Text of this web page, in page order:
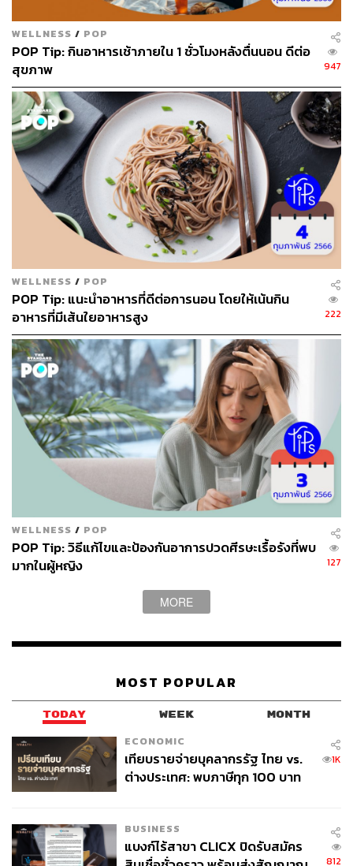
WELLNESS / POP
POP Tip: กินอาหารเช้าภายใน 1 ชั่วโมงหลังตื่นนอน ดีต่อ
สุขภาพ
947
WELLNESS / POP
POP Tip: แนะนำอาหารที่ดีต่อการนอน โดยให้เน้นกิน
อาหารที่มีเส้นใยอาหารสูง
222
WELLNESS / POP
POP Tip: วิธีแก้ไขและป้องกันอาการปวดศีรษะเรื้อรังที่พบ
มากในผู้หญิง
127
MORE
MOST POPULAR
TODAY WEEK MONTH
ECONOMIC
เทียบรายจ่ายบุคลากรรัฐ ไทย vs.
ต่างประเทศ: พบภาษีทุก 100 บาท
1K
BUSINESS
แบงก์ไร้สาขา CLICX ปิดรับสมัคร
812